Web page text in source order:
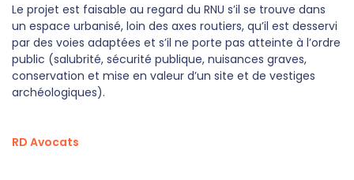
Le projet est faisable au regard du RNU s’il se trouve dans
un espace urbanisé, loin des axes routiers, qu’il est desservi
par des voies adaptées et s’il ne porte pas atteinte à l’ordre
public (salubrité, sécurité publique, nuisances graves,
conservation et mise en valeur d’un site et de vestiges
archéologiques).
RD Avocats